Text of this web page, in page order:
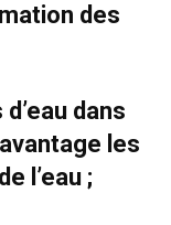
des
dans
les
l’eau ;